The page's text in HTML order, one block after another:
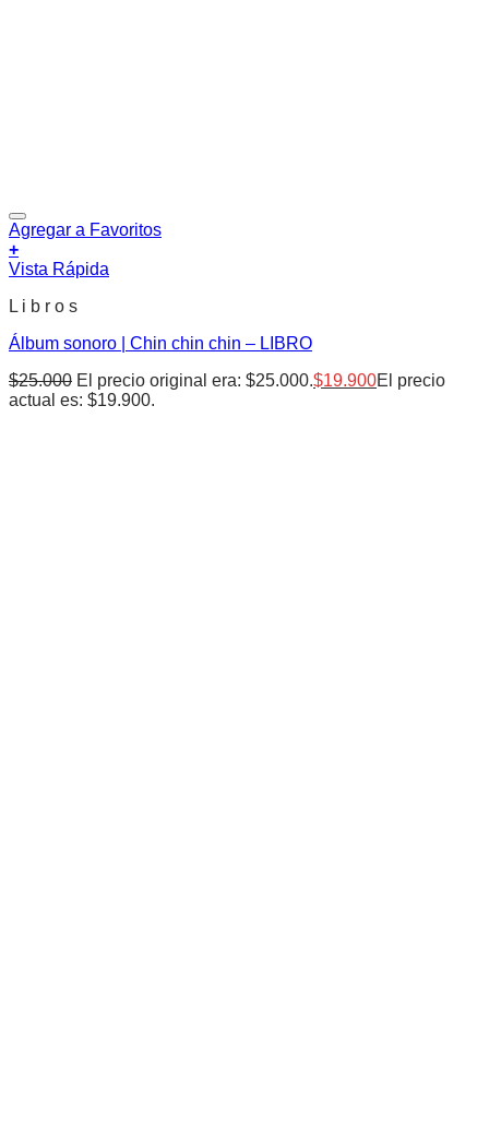
Agregar a Favoritos
+
Vista Rápida
L i b r o s
Álbum sonoro | Chin chin chin – LIBRO
$25.000 El precio original era: $25.000.$19.900El precio
actual es: $19.900.